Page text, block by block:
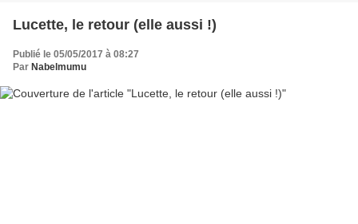
Lucette, le retour (elle aussi !)
Publié le 05/05/2017 à 08:27
Par Nabelmumu